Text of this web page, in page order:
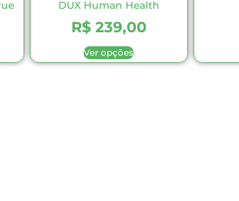
DUX Human Health
R$239,00
Ver opções